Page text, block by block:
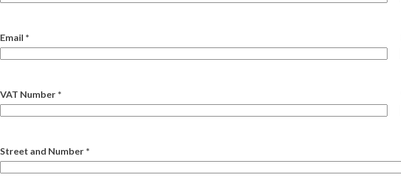
Email *
VAT Number *
Street and Number *